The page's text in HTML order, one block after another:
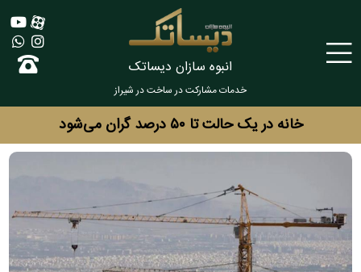
انبوه سازان دیساتک
خدمات مشارکت در ساخت در شیراز
خانه در یک حالت تا ۵۰ درصد گران می‌شود